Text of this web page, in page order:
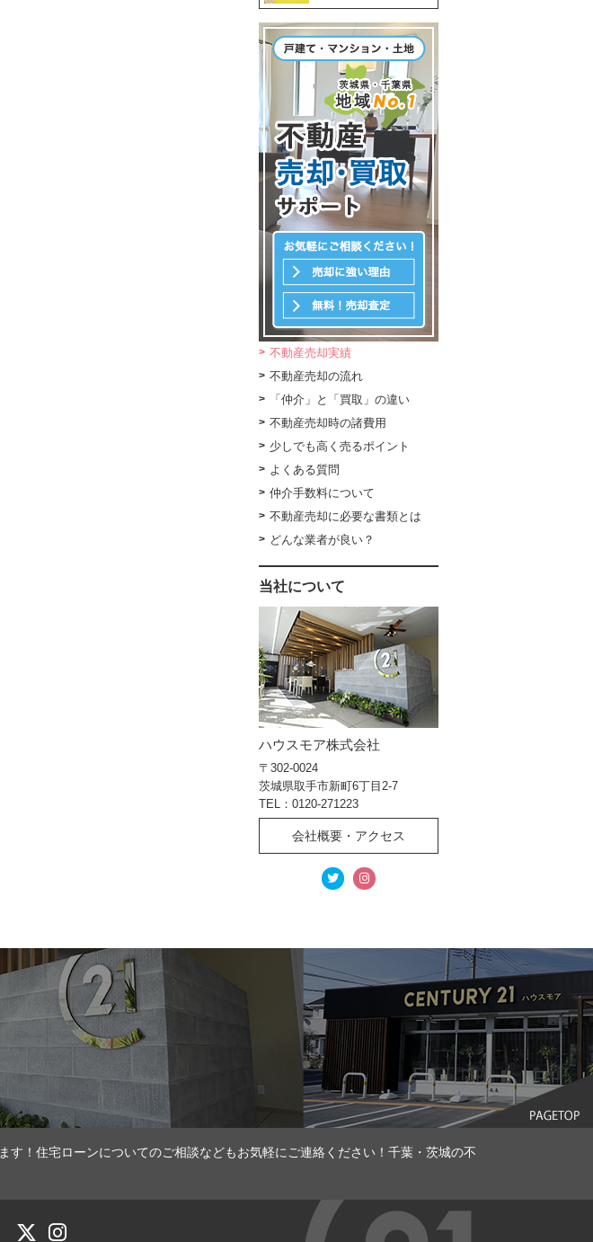
不動産売却実績
不動産売却の流れ
「仲介」と「買取」の違い
不動産売却時の諸費用
少しでも高く売るポイント
よくある質問
仲介手数料について
不動産売却に必要な書類とは
どんな業者が良い？
当社について
ハウスモア株式会社
〒302-0024
茨城県取手市新町6丁目2-7
TEL：0120-271223
会社概要・アクセス
！住宅ローンについてのご相談などもお気軽にご連絡ください！千葉・茨城の不